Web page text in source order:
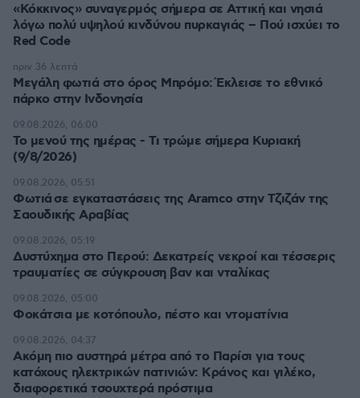
«Κόκκινος» συναγερμός σήμερα σε Αττική και νησιά
λόγω πολύ υψηλού κινδύνου πυρκαγιάς – Πού ισχύει το
Red Code
Μεγάλη φωτιά στο όρος Μπρόμο: Έκλεισε το εθνικό
πάρκο στην Ινδονησία
πριν 36 λεπτά
Το μενού της ημέρας - Τι τρώμε σήμερα Κυριακή
(9/8/2026)
09.08.2026, 06:00
Φωτιά σε εγκαταστάσεις της Aramco στην Τζιζάν της
Σαουδικής Αραβίας
09.08.2026, 05:51
Δυστύχημα στο Περού: Δεκατρείς νεκροί και τέσσερις
τραυματίες σε σύγκρουση βαν και νταλίκας
09.08.2026, 05:19
Φοκάτσια με κοτόπουλο, πέστο και ντοματίνια
09.08.2026, 05:00
Ακόμη πιο αυστηρά μέτρα από το Παρίσι για τους
κατόχους ηλεκτρικών πατινιών: Κράνος και γιλέκο,
διαφορετικά τσουχτερά πρόστιμα
09.08.2026, 04:37